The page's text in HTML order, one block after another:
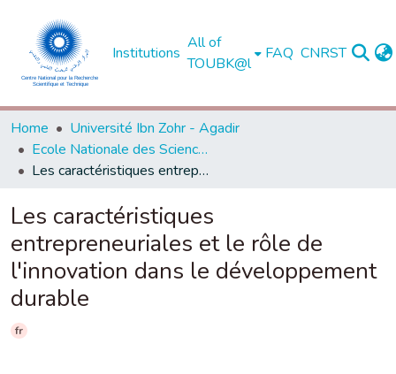
Institutions
All of
TOUBK@l
FAQ CNRST
Home
Université Ibn Zohr - Agadir
Ecole Nationale des Sciences Appliquées - Agadir
Les caractéristiques entrepreneuriales et le rôle de l'innovation dans le développement durable
Les caractéristiques
entrepreneuriales et le rôle de
l'innovation dans le développement
durable
fr